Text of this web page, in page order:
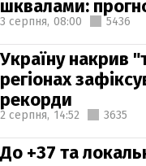
шквалами:
3 серпня, 08:00 5436
Україну накрив
регіонах
рекорди
2 серпня, 14:52 3635
До +37 та